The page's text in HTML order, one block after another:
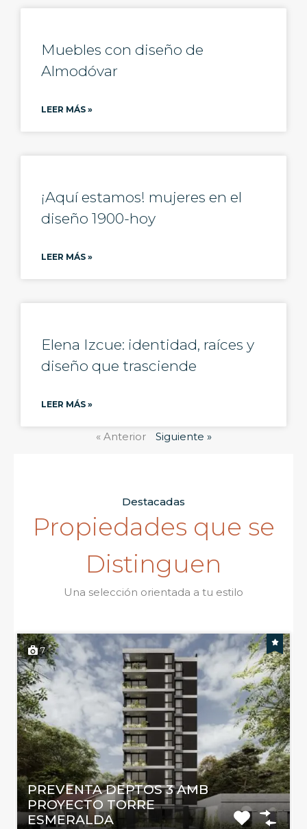
Muebles con diseño de
Almodóvar
LEER MÁS »
¡Aquí estamos! mujeres en el
diseño 1900-hoy
LEER MÁS »
Elena Izcue: identidad, raíces y
diseño que trasciende
LEER MÁS »
« Anterior Siguiente »
Destacadas
Propiedades que se
Distinguen
Una selección orientada a tu estilo
7
PREVENTA DEPTOS 3 AMB
PROYECTO TORRE
ESMERALDA